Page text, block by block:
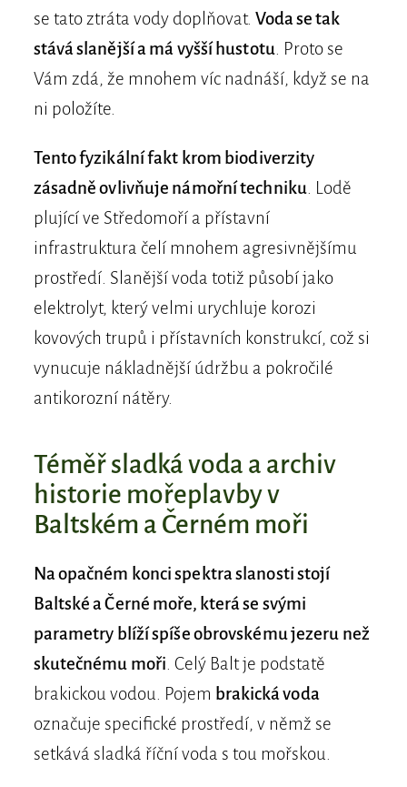
se tato ztráta vody doplňovat. Voda se tak
stává slanější a má vyšší hustotu. Proto se
Vám zdá, že mnohem víc nadnáší, když se na
ni položíte.
Tento fyzikální fakt krom biodiverzity
zásadně ovlivňuje námořní techniku. Lodě
plující ve Středomoří a přístavní
infrastruktura čelí mnohem agresivnějšímu
prostředí. Slanější voda totiž působí jako
elektrolyt, který velmi urychluje korozi
kovových trupů i přístavních konstrukcí, což si
vynucuje nákladnější údržbu a pokročilé
antikorozní nátěry.
Téměř sladká voda a archiv
historie mořeplavby v
Baltském a Černém moři
Na opačném konci spektra slanosti stojí
Baltské a Černé moře, která se svými
parametry blíží spíše obrovskému jezeru než
skutečnému moři . Celý Balt je podstatě
brakickou vodou. Pojem brakická voda
označuje specifické prostředí, v němž se
setkává sladká říční voda s tou mořskou.